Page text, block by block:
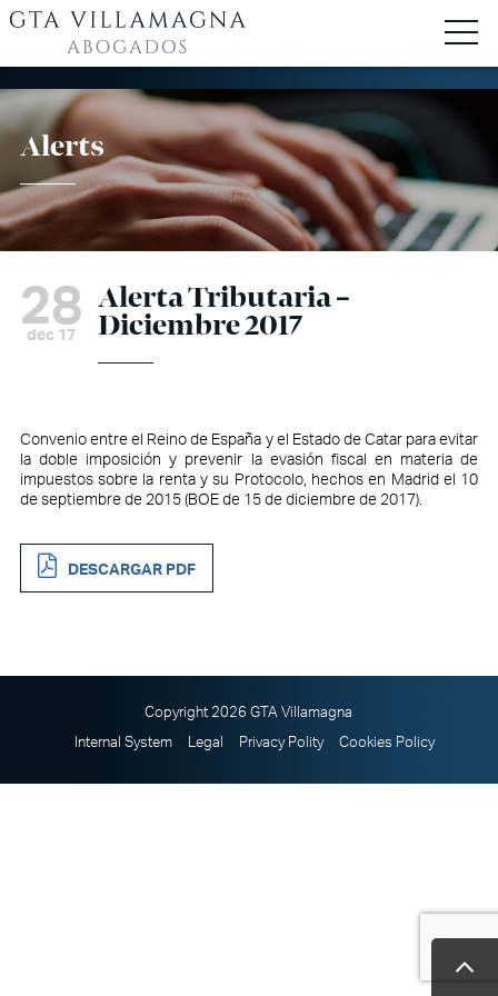
Alerts
28
dec 17
Alerta Tributaria –
Diciembre 2017
Convenio entre el Reino de España y el Estado de Catar para evitar
la doble imposición y prevenir la evasión fiscal en materia de
impuestos sobre la renta y su Protocolo, hechos en Madrid el 10
de septiembre de 2015 (BOE de 15 de diciembre de 2017).
DESCARGAR PDF
Copyright 2026 GTA Villamagna
Internal System Legal Privacy Polity Cookies Policy